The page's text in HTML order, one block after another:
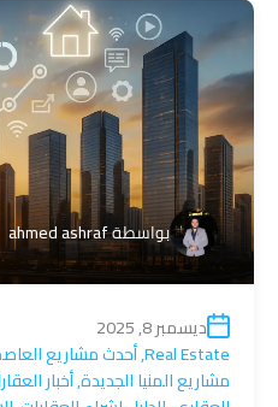
بواسطةahmed ashraf
ديسمبر 8, 2025
Real Estate
,أحدث مشاريع
مشاريع المنيا الجديدة,أخبار